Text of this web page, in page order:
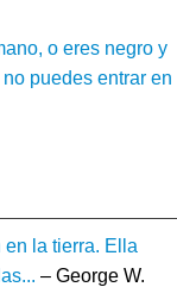
o eres negro y
puedes entrar en
la tierra. Ella
– George W.